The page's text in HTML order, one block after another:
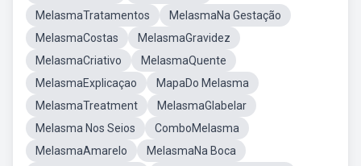
MelasmaTratamentos
MelasmaNa Gestação
MelasmaCostas
MelasmaGravidez
MelasmaCriativo
MelasmaQuente
MelasmaExplicaçao
MapaDo Melasma
MelasmaTreatment
MelasmaGlabelar
Melasma Nos Seios
ComboMelasma
MelasmaAmarelo
MelasmaNa Boca